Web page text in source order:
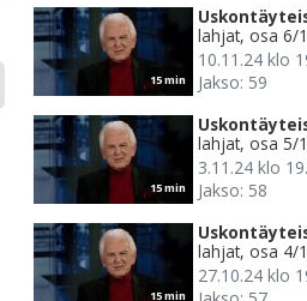
15 min
lahjat, osa 6/
10.11.24 klo
Jakso: 59
15 min
lahjat, osa 5/
3.11.24 klo
Jakso: 58
15 min
lahjat, osa 4/
27.10.24 klo